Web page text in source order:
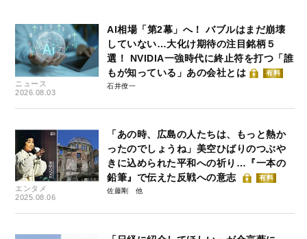
ニュース
2026.08.03
AI相場「第2幕」へ！ バブルはまだ崩壊
していない…大化け期待の注目銘柄５
選！ NVIDIA一強時代に終止符を打つ「誰
もが知っている」あの会社とは
有料
石井僚一
エンタメ
2025.08.06
「あの時、広島の人たちは、もっと熱か
ったのでしょうね」美空ひばりのつぶや
きに込められた平和への祈り…『一本の
鉛筆』で伝えた反戦への意志
有料
佐藤剛